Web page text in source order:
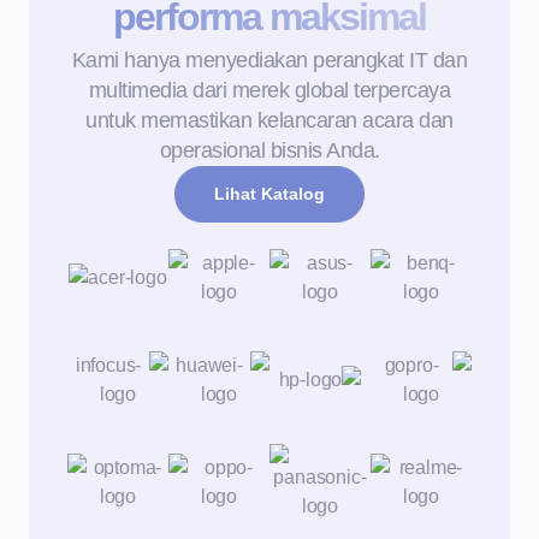
performa maksimal
Kami hanya menyediakan perangkat IT dan
multimedia dari merek global terpercaya
untuk memastikan kelancaran acara dan
operasional bisnis Anda.
Lihat Katalog